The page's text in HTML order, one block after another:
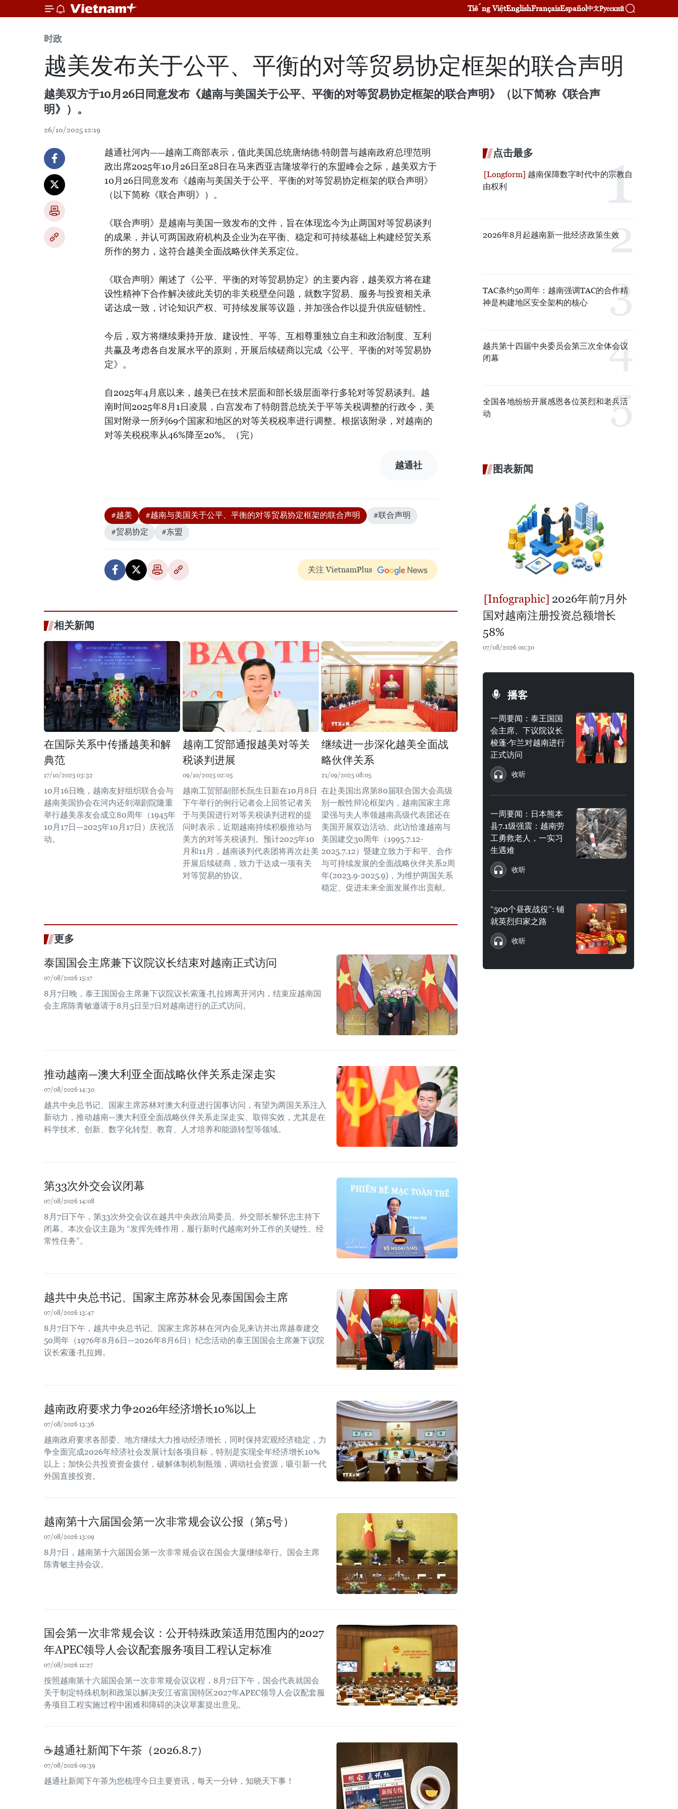
Tiếng ViệtEnglishFrançaisEspañol中文Русский
时政
越美发布关于公平、平衡的对等贸易协定框架的联合声明
越美双方于10月26日同意发布《越南与美国关于公平、平衡的对等贸易协定框架的联合声明》（以下简称《联合声
明》）。
26/10/2025 12:19
越通社河内——越南工商部表示，值此美国总统唐纳德·特朗普与越南政府总理范明
政出席2025年10月26日至28日在马来西亚吉隆坡举行的东盟峰会之际，越美双方于
10月26日同意发布《越南与美国关于公平、平衡的对等贸易协定框架的联合声明》
（以下简称《联合声明》）。
《联合声明》是越南与美国一致发布的文件，旨在体现迄今为止两国对等贸易谈判
的成果，并认可两国政府机构及企业为在平衡、稳定和可持续基础上构建经贸关系
所作的努力，这符合越美全面战略伙伴关系定位。
《联合声明》阐述了《公平、平衡的对等贸易协定》的主要内容，越美双方将在建
设性精神下合作解决彼此关切的非关税壁垒问题，就数字贸易、服务与投资相关承
诺达成一致，讨论知识产权、可持续发展等议题，并加强合作以提升供应链韧性。
今后，双方将继续秉持开放、建设性、平等、互相尊重独立自主和政治制度、互利
共赢及考虑各自发展水平的原则，开展后续磋商以完成《公平、平衡的对等贸易协
定》。
自2025年4月底以来，越美已在技术层面和部长级层面举行多轮对等贸易谈判。越
南时间2025年8月1日凌晨，白宫发布了特朗普总统关于平等关税调整的行政令，美
国对附录一所列69个国家和地区的对等关税税率进行调整。根据该附录，对越南的
对等关税税率从46%降至20%。（完）
越通社
#越美 #越南与美国关于公平、平衡的对等贸易协定框架的联合声明
#联合声明
#贸易协定
#东盟
关注 VietnamPlus
相关新闻
在国际关系中传播越美和解
典范
17/10/2025 03:32
10月16日晚，越南友好组织联合会与
越南美国协会在河内还剑湖剧院隆重
举行越美亲友会成立80周年（1945年
10月17日—2025年10月17日）庆祝活
动。
越南工贸部通报越美对等关
税谈判进展
09/10/2025 02:05
越南工贸部副部长阮生日新在10月8日
下午举行的例行记者会上回答记者关
于与美国进行对等关税谈判进程的提
问时表示，近期越南持续积极推动与
美方的对等关税谈判。预计2025年10
月和11月，越南谈判代表团将再次赴美
开展后续磋商，致力于达成一项有关
对等贸易的协议。
继续进一步深化越美全面战
略伙伴关系
21/09/2025 08:05
在赴美国出席第80届联合国大会高级
别一般性辩论框架内，越南国家主席
梁强与夫人率领越南高级代表团还在
美国开展双边活动。此访恰逢越南与
美国建交30周年（1995.7.12-
2025.7.12）暨建立致力于和平、合作
与可持续发展的全面战略伙伴关系2周
年(2023.9-2025.9)，为维护两国关系
稳定、促进未来全面发展作出贡献。
更多
泰国国会主席兼下议院议长结束对越南正式访问
07/08/2026 15:17
8月7日晚，泰王国国会主席兼下议院议长索蓬·扎拉姆离开河内，结束应越南国
会主席陈青敏邀请于8月5日至7日对越南进行的正式访问。
推动越南—澳大利亚全面战略伙伴关系走深走实
07/08/2026 14:30
越共中央总书记、国家主席苏林对澳大利亚进行国事访问，有望为两国关系注入
新动力，推动越南—澳大利亚全面战略伙伴关系走深走实、取得实效，尤其是在
科学技术、创新、数字化转型、教育、人才培养和能源转型等领域。
第33次外交会议闭幕
07/08/2026 14:08
8月7日下午，第33次外交会议在越共中央政治局委员、外交部长黎怀忠主持下
闭幕。本次会议主题为 “发挥先锋作用，履行新时代越南对外工作的关键性、经
常性任务”。
越共中央总书记、国家主席苏林会见泰国国会主席
07/08/2026 13:47
8月7日下午，越共中央总书记、国家主席苏林在河内会见来访并出席越泰建交
50周年（1976年8月6日—2026年8月6日）纪念活动的泰王国国会主席兼下议院
议长索蓬·扎拉姆。
越南政府要求力争2026年经济增长10%以上
07/08/2026 13:36
越南政府要求各部委、地方继续大力推动经济增长，同时保持宏观经济稳定，力
争全面完成2026年经济社会发展计划各项目标，特别是实现全年经济增长10%
以上；加快公共投资资金拨付，破解体制机制瓶颈，调动社会资源，吸引新一代
外国直接投资。
越南第十六届国会第一次非常规会议公报（第5号）
07/08/2026 13:09
8月7日，越南第十六届国会第一次非常规会议在国会大厦继续举行。国会主席
陈青敏主持会议。
国会第一次非常规会议：公开特殊政策适用范围内的2027
年APEC领导人会议配套服务项目工程认定标准
07/08/2026 11:27
按照越南第十六届国会第一次非常规会议议程，8月7日下午，国会代表就国会
关于制定特殊机制和政策以解决安江省富国特区2027年APEC领导人会议配套服
务项目工程实施过程中困难和障碍的决议草案提出意见。
☕️越通社新闻下午茶（2026.8.7）
07/08/2026 09:39
越通社新闻下午茶为您梳理今日主要资讯，每天一分钟，知晓天下事！
点击最多
越南保障数字时代中的宗教自
由权利
2026年8月起越南新一批经济政策生效
TAC条约50周年：越南强调TAC的合作精
神是构建地区安全架构的核心
越共第十四届中央委员会第三次全体会议
闭幕
全国各地纷纷开展感恩各位英烈和老兵活
动
图表新闻
2026年前7月外
国对越南注册投资总额增长
58%
07/08/2026 00:30
播客
一周要闻：泰王国国
会主席、下议院议长
梭蓬·乍兰对越南进行
正式访问
收听
一周要闻：日本熊本
县7.1级强震：越南劳
工勇救老人，一实习
生遇难
收听
“500个昼夜战役”: 铺
就英烈归家之路
收听